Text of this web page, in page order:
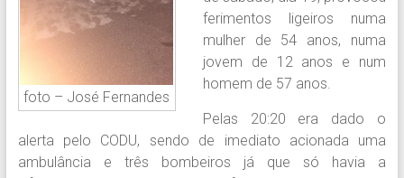
foto – José Fernandes
ferimentos ligeiros numa
mulher de 54 anos, numa
jovem de 12 anos e num
homem de 57 anos.
Pelas 20:20 era dado o
alerta pelo CODU, sendo de imediato acionada uma
ambulância e três bombeiros já que só havia a